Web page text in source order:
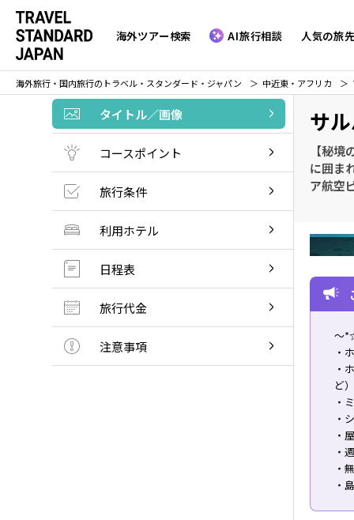
海外ツアー検索 AI旅行相談 人気の旅
海外旅行・国内旅行のトラベル・スタンダード・ジャパン 中近東・アフリカ
タイトル／画像
コースポイント
旅行条件
利用ホテル
日程表
旅行代金
注意事項
サ
【秘
に囲ま
ア航空
～
・
・
ど）
・
・
・
・
・
・